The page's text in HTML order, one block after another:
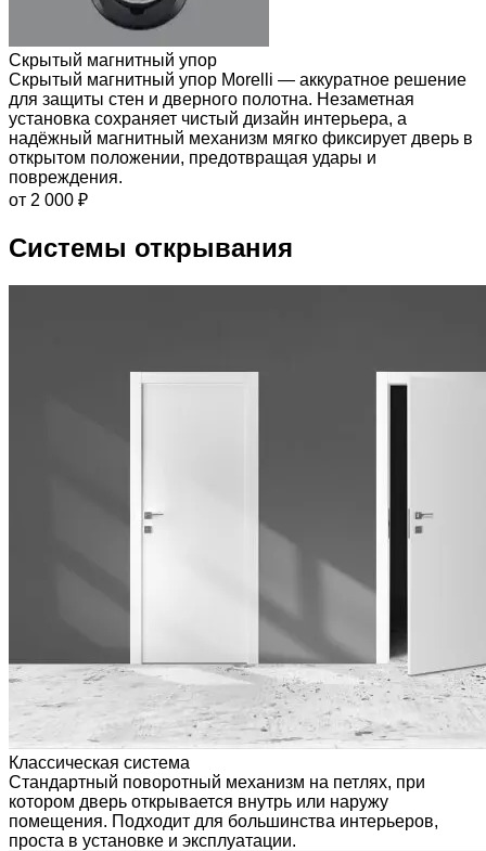
Скрытый магнитный упор
Скрытый магнитный упор Morelli — аккуратное решение
для защиты стен и дверного полотна. Незаметная
установка сохраняет чистый дизайн интерьера, а
надёжный магнитный механизм мягко фиксирует дверь в
открытом положении, предотвращая удары и
повреждения.
от 2 000 ₽
Системы открывания
Классическая система
Стандартный поворотный механизм на петлях, при
котором дверь открывается внутрь или наружу
помещения. Подходит для большинства интерьеров,
проста в установке и эксплуатации.